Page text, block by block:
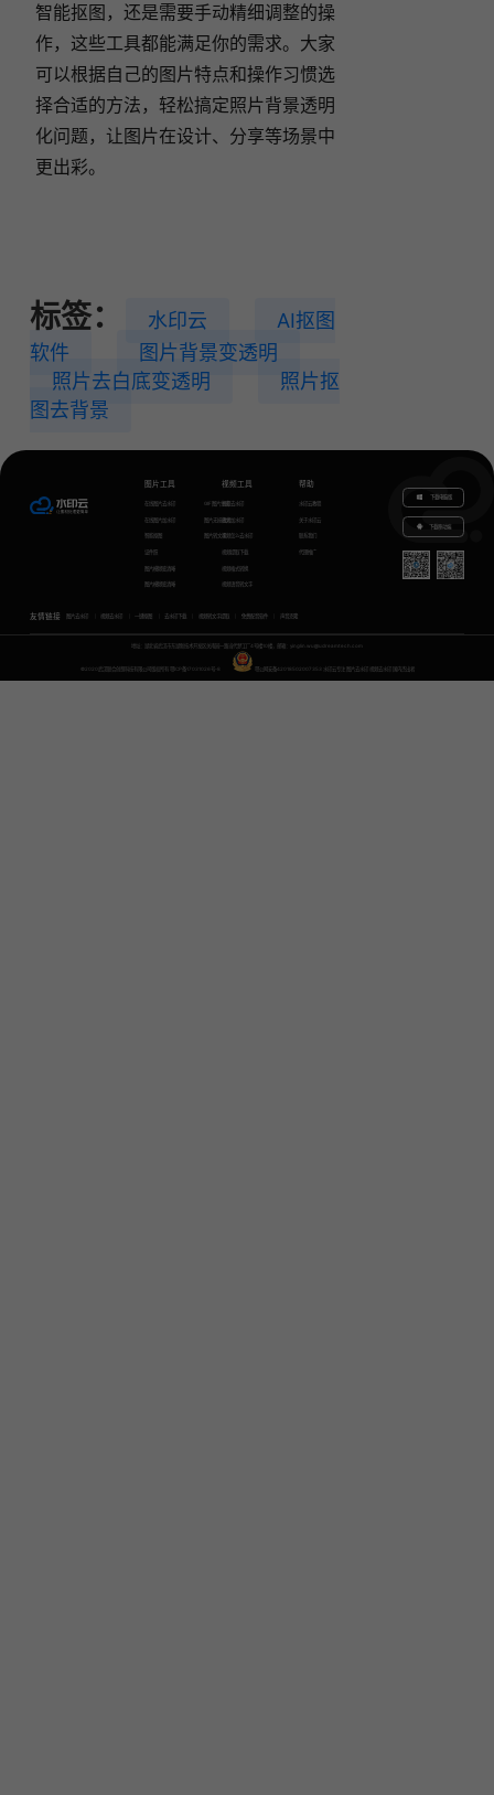
智能抠图，还是需要手动精细调整的操
作，这些工具都能满足你的需求。大家
可以根据自己的图片特点和操作习惯选
择合适的方法，轻松搞定照片背景透明
化问题，让图片在设计、分享等场景中
更出彩。
标签： 水印云
AI抠图
软件
图片背景变透明
照片去白底变透明
照片抠
图去背景
图片工具
在线图片去水印
在线图片加水印
智能抠图
证件照
图片模糊变清晰
图片模糊变清晰
GIF图片生成
图片无损放大
图片转文字
视频工具
视频去水印
视频加水印
视频怎么去水印
视频提取下载
视频格式转换
视频语音转文字
帮助
水印云教程
关于水印云
联系我们
代理推广
下载电脑版
下载移动端
友情链接 图片去水印 视频去水印 一键抠图 去水印下载 视频转文字提取 免费配音软件 声音克隆
地址：湖北省武汉市东湖新技术开发区关南园一路当代梦工厂4号楼10楼，邮箱：yinglin.wu@udreamtech.com
©2020武汉联合创想科技有限公司版权所有 鄂ICP备17031026号-8 鄂公网安备42018502007353 水印云专注 图片去水印 视频去水印 国内杰出者